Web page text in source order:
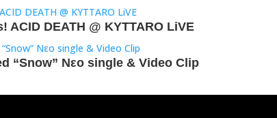
ACID DEATH @ KYTTARO LiVE
“Snow” Νεο single & Video Clip